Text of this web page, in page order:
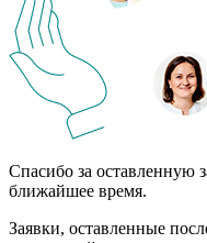
Спасибо за оставленную
ближайшее время.
Заявки, оставленные